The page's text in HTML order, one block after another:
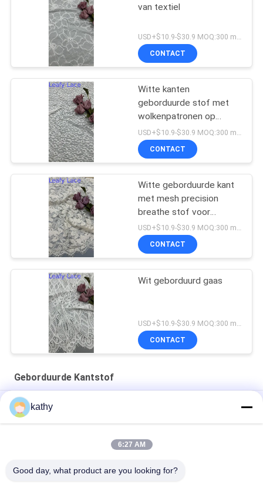
van textiel
CONTACT
Witte kanten
geborduurde stof met
wolkenpatronen op
gaasgrond voor
trouwjurken
CONTACT
Witte geborduurde kant
met mesh precision
breathe stof voor
formele kleding
USD+$10.9-$30.9 MOQ:300 meter.
CONTACT
Wit geborduurd gaas
USD+$10.9-$30.9 MOQ:300 meter.
CONTACT
Geborduurde Kantstof
Kanten Stof Wit Geborduurd Kanten Stof Aangepast Ontwerp
Luxe Geborduurde Kanten Stof Goede Kwaliteit Bloemen
kathy
6:27 AM
Good day, what product are you looking for?